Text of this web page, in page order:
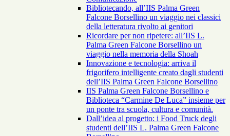
Bibliotecando, all’IIS Palma Green
Falcone Borsellino un viaggio nei classici
della letteratura rivolto ai genitori
Ricordare per non ripetere: all’IIS L.
Palma Green Falcone Borsellino un
viaggio nella memoria della Shoah
Innovazione e tecnologia: arriva il
frigorifero intelligente creato dagli studenti
dell’IIS Palma Green Falcone Borsellino
IIS Palma Green Falcone Borsellino e
Biblioteca “Carmine De Luca” insieme per
un ponte tra scuola, cultura e comunità.
Dall’idea al progetto: i Food Truck degli
studenti dell’IIS L. Palma Green Falcone